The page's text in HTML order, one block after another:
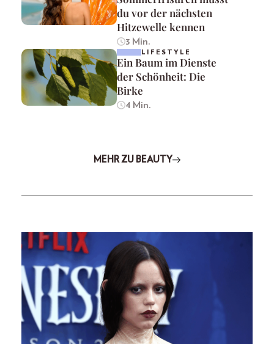
du vor der nächsten
Hitzewelle kennen
3 Min.
LIFESTYLE
Ein Baum im Dienste
der Schönheit: Die
Birke
4 Min.
MEHR ZU BEAUTY